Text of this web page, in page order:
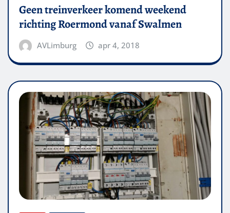
Geen treinverkeer komend weekend
richting Roermond vanaf Swalmen
AVLimburg apr 4, 2018